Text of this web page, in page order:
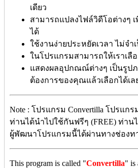
เดียว
สามารถแปลงไฟล์วิดีโอต่างๆ
ได้
ใช้งานง่ายประหยัดเวลา ไม่จ
ในโปรแกรมสามารถให้เราเลือ
แสดงผลอุปกณณ์ต่างๆ เป็นรูป
ต้องการของคุณแล้วเลือกได้เล
Note : โปรแกรม Convertilla โปรแก
ท่านได้นำไปใช้กันฟรีๆ (FREE) ท่า
ผู้พัฒนาโปรแกรมนี้ได้ผ่านทางช่องทา
This program is called "Convertilla" is